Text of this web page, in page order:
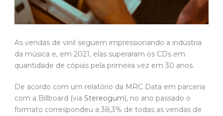
As vendas de vinil seguem impressionando a indústria
da música e, em 2021, elas superaram os CDs em
quantidade de cópias pela primeira vez em 30 anos.
De acordo com um relatório da MRC Data em parceria
com a Billboard (via Stereogum), no ano passado o
formato correspondeu a 38,3% de todas as vendas de